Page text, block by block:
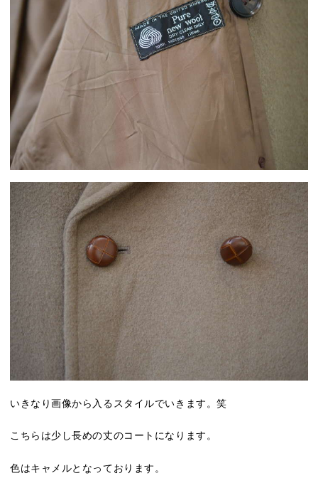
いきなり画像から入るスタイルでいきます。笑
こちらは少し長めの丈のコートになります。
色はキャメルとなっております。